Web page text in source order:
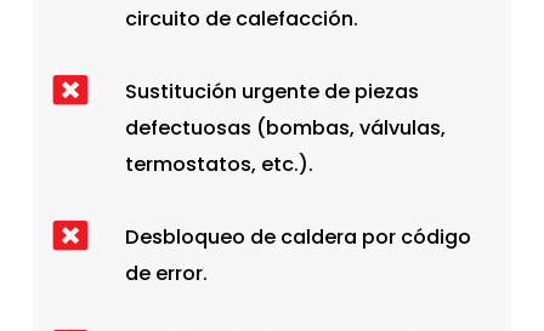
circuito de calefacción.
Sustitución urgente de piezas
defectuosas (bombas, válvulas,
termostatos, etc.).
Desbloqueo de caldera por código
de error.